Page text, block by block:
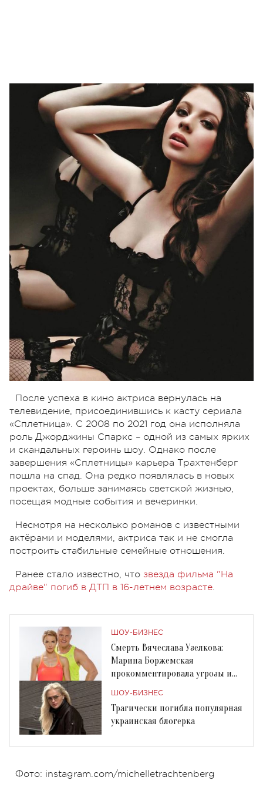
После успеха в кино актриса вернулась на
телевидение, присоединившись к касту сериала
«Сплетница». С 2008 по 2021 год она исполняла
роль Джорджины Спаркс – одной из самых ярких
и скандальных героинь шоу. Однако после
завершения «Сплетницы» карьера Трахтенберг
пошла на спад. Она редко появлялась в новых
проектах, больше занимаясь светской жизнью,
посещая модные события и вечеринки.
Несмотря на несколько романов с известными
актёрами и моделями, актриса так и не смогла
построить стабильные семейные отношения.
Ранее стало известно, что звезда фильма "На
драйве" погиб в ДТП в 16-летнем возрасте.
ШОУ-БИЗНЕС
Смерть Вячеслава Узелкова:
Марина Боржемская
прокомментировала угрозы и
ШОУ-БИЗНЕС
Трагически погибла популярная
украинская блогерка
Фото: instagram.com/michelletrachtenberg